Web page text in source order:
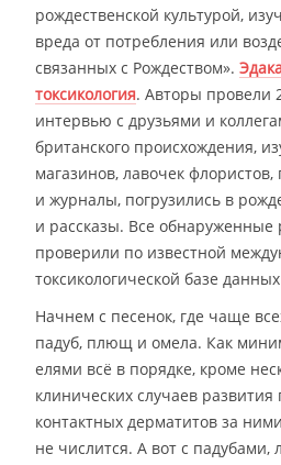
рождественской культурой,
вреда от потребления или
связанных с Рождеством».
токсикология. Авторы провели
интервью с друзьями и
британского происхождения,
магазинов, лавочек флористов,
и журналы, погрузились в
и рассказы. Все обнаруженные
проверили по известной
токсикологической базе данных
Начнем с песенок, где чаще
падуб, плющ и омела. Как
елями всё в порядке, кроме
клинических случаев
контактных дерматитов за
не числится. А вот с падубами,